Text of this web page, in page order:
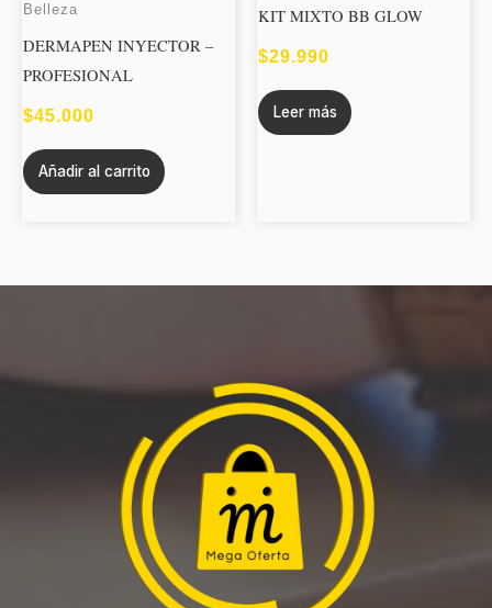
Belleza
DERMAPEN INYECTOR –
PROFESIONAL
$45.000
Añadir al carrito
KIT MIXTO BB GLOW
$29.990
Leer más